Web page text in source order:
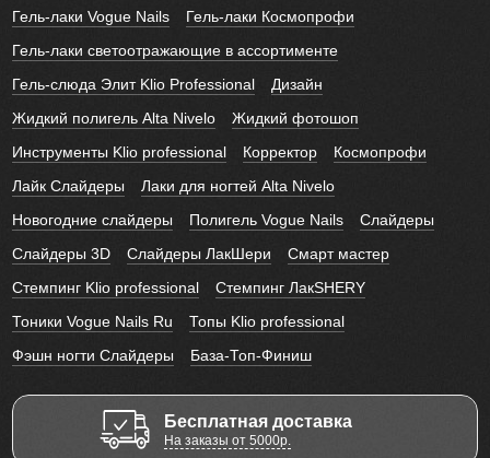
Гель-лаки Vogue Nails
Гель-лаки Космопрофи
Гель-лаки светоотражающие в ассортименте
Гель-слюда Элит Klio Professional
Дизайн
Жидкий полигель Alta Nivelo
Жидкий фотошоп
Инструменты Klio professional
Корректор
Космопрофи
Лайк Слайдеры
Лаки для ногтей Alta Nivelo
Новогодние слайдеры
Полигель Vogue Nails
Слайдеры
Слайдеры 3D
Слайдеры ЛакШери
Смарт мастер
Стемпинг Klio professional
Стемпинг ЛакSHERY
Тоники Vogue Nails Ru
Топы Klio professional
Фэшн ногти Слайдеры
База-Топ-Финиш
Бесплатная доставка
На заказы от 5000р.